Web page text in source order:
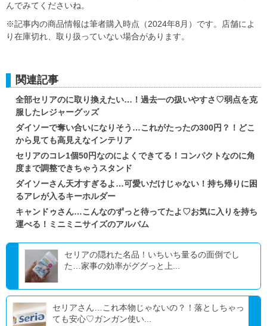
んでみてくださいね。
※記事内の商品情報は筆者購入時点（2024年8月）です。店舗によ
り在庫切れ、取り扱っていない場合があります。
関連記事
全部セリアのに取り換えたい…！過去一の扱いやすさ♡弱点を克
服したレジャーグッズ
ダイソーで奪い合いになりそう…これがたったの300円？！どこ
から見ても高見えなインテリア
セリアのコレ1個50円なのによくできてる！コンパクトなのに角
度まで調整できちゃうスタンド
ダイソーさん天才すぎるよ…可愛いだけじゃない！持ち帰りに困
るアレが入るキーホルダー
キャンドゥさん…こんなのずっと待ってたよ♡お気に入りを持ち
運べる！ミニミニサイズのアルバム
セリアの隠れた名品！いちいち量るの面倒でし
た…家事の効率がググっと上...
セリアさん…これ本物じゃないの？！落としちゃっ
ても安心♡ガンガン使い...